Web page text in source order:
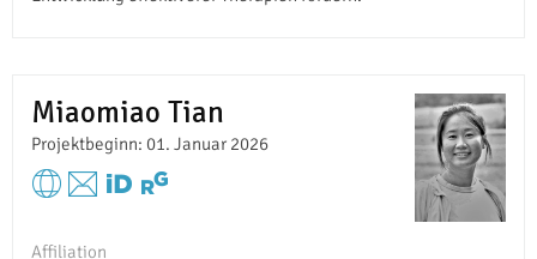
Miaomiao Tian
Projektbeginn: 01. Januar 2026
Affiliation